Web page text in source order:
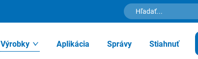
Výrobky Aplikácia Správy Stiahnuť